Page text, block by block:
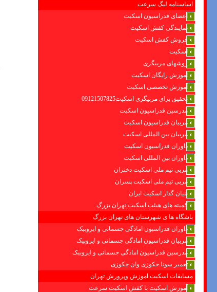
اساسنامه لیگ سرعت
اعضای فدراسیون اسکیت
نمایندگی کفش اسکیت
فروش کفش اسکیت
اسکیت
روشهای مربیگری
اموزش رایگان اسکیت
آموزش تخصصی اسکیت
تحقیق برای مربیگری اسکیت09121507825
مدرسین فدراسیون اسکیت
مربیان فدراسیون اسکیت
مربیان بین المللی اسکیت
داوران فدراسیون اسکیت
داوران بین المللی اسکیت
مربی تیم ملی اسکیت دختران
مربی تیم ملی اسکیت پسران
بنیان گذار اسکیت ایران
کمیته های هیئت اسکیت تهران بزرگ
باشگاه ها ی شهرستان های تهران بزرگ
داوران فدراسیون امادگی جسمانی و ایروبیک
مربیان فدراسیون امادگی جسمانی و ایروبیک
مدرسین فدراسیون امادگی جسمانی و ایروبیک
تعمیر سونا جکوزی وان جکوزی
مسابقات اسکیت اموزش وپرورش تهران
آموزش اسکیت با کفش اسکیت سرعت